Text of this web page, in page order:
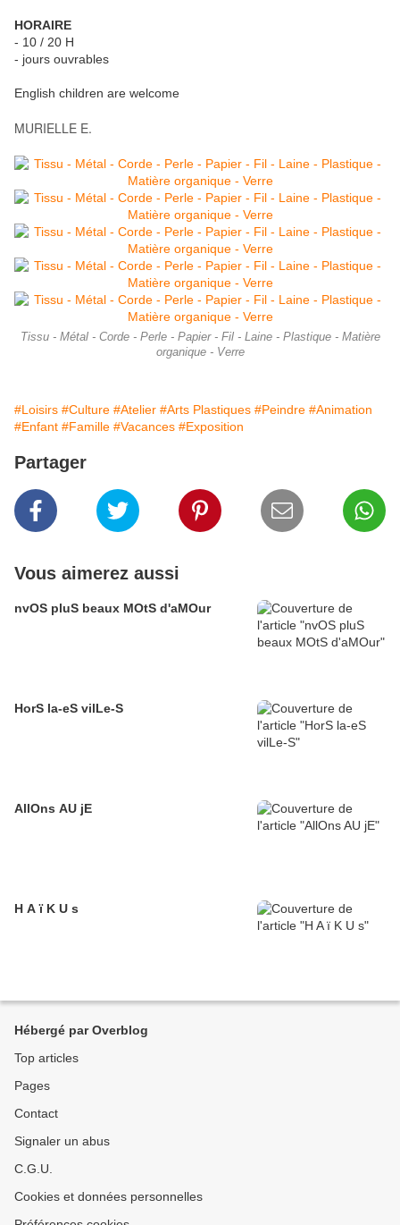
HORAIRE
- 10 / 20 H
- jours ouvrables
English children are welcome
MURIELLE E.
Tissu - Métal - Corde - Perle - Papier - Fil - Laine - Plastique - Matière
organique - Verre
#Loisirs #Culture #Atelier #Arts Plastiques #Peindre #Animation
#Enfant #Famille #Vacances #Exposition
Partager
Vous aimerez aussi
nvOS pluS beaux MOtS d'aMOur
HorS la-eS vilLe-S
AllOns AU jE
H A ï K U s
Hébergé par Overblog
Top articles
Pages
Contact
Signaler un abus
C.G.U.
Cookies et données personnelles